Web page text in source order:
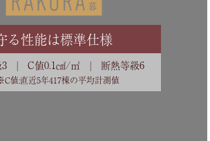
る性能は標準仕様
3 | C値0.1㎠/㎡ | 断熱等級6
値:直近5年417棟の平均計測値